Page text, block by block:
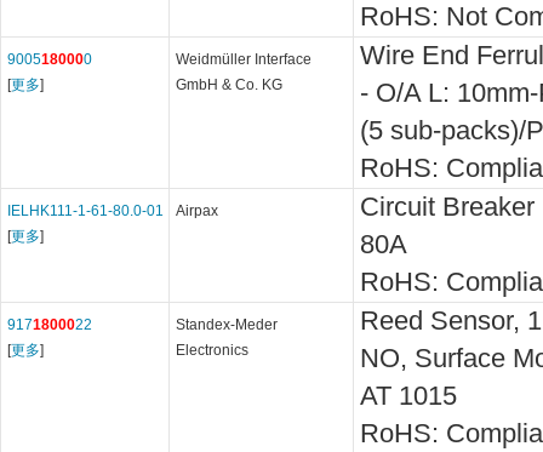
RoHS: Not
9005180000
[更多]
Weidmüller Interface
GmbH & Co. KG
Wire End
- O/A L:
(5 sub-packs)/
RoHS:
IELHK111-1-61-80.0-01
[更多]
Airpax
Circuit
80A
RoHS:
9171800022
[更多]
Standex-Meder
Electronics
Reed Sensor,
NO, Surface
AT 1015
RoHS: